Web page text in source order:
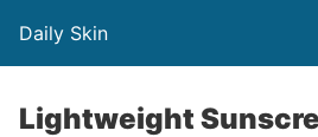
Daily Skin
Lightweight